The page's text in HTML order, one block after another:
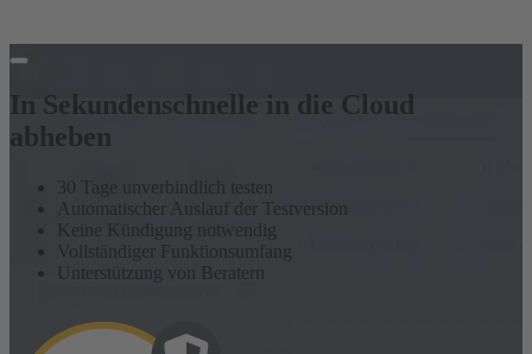
In Sekundenschnelle in die Cloud
abheben
30 Tage unverbindlich testen
Automatischer Auslauf der Testversion
Keine Kündigung notwendig
Vollständiger Funktionsumfang
Unterstützung von Beratern